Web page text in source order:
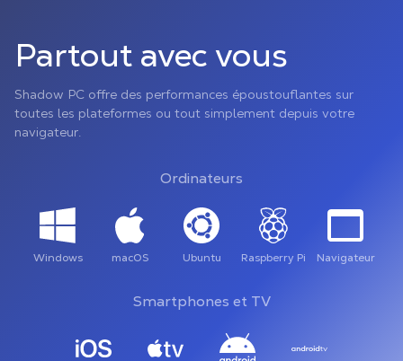
Partout avec vous
Shadow PC offre des performances époustouflantes sur
toutes les plateformes ou tout simplement depuis votre
navigateur.
Ordinateurs
Windows macOS Ubuntu Raspberry Pi Navigateur
Smartphones et TV